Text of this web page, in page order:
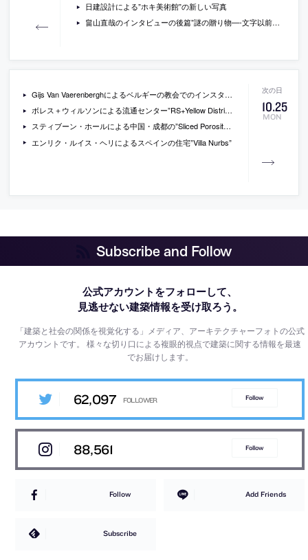
日建設計による”ホキ美術館”の新しい写真
畠山直哉のインタビューの後篇”謎の贈り物—-文字以前の詩情に触れる”
10.25
MON
Gijs Van Vaerenberghによるベルギーの教会でのインスタレーション”The Upside Dome”
ボレス＋ウィルソンによる流通センター”RS+Yellow Distribution Centre”
スティブーン・ホールによる中国・成都の”Sliced Porosity Block”の現場写真など
エンリク・ルイス・ヘリによるスペインの住宅”Villa Nurbs”
Subscribe and Follow
公式アカウントをフォローして、
見逃せない建築情報を受け取ろう。
「建築と社会の関係を視覚化する」メディア、アーキテクチャーフォトの公式
アカウントです。様々な切り口による複眼的視点で建築に関する情報を最速
でお届けします。
62,097 Follow
88,561 Follow
Follow Add Friends
Subscribe